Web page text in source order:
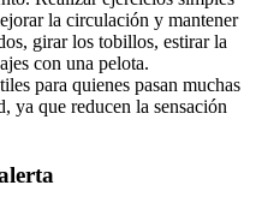
la circulación y mantener
girar los tobillos, estirar la
con una pelota.
para quienes pasan muchas
ya que reducen la sensación